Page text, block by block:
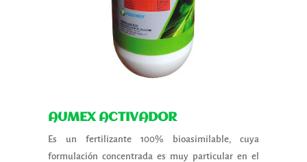
AUMEX ACTIVADOR
Es un fertilizante 100% bioasimilable, cuya
formulación concentrada es muy particular en el